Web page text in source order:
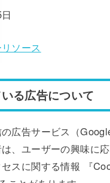
ソース
る広告について
広告サービス（
、ユーザーの興味に
スに関する情報 『